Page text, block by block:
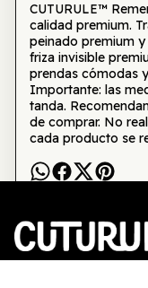
CUTURULE™
calidad premium.
peinado premium
friza invisible
prendas cómodas
Importante: las
tanda.
de comprar. No
cada producto se